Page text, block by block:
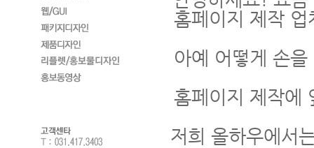
홈페이지 제작
아예 어떻게 손
홈페이지 제작에
저희 올하우에서